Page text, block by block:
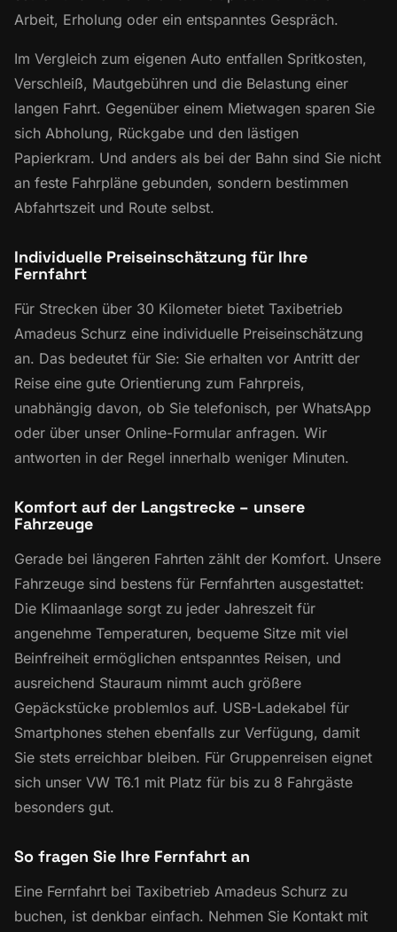
Arbeit, Erholung oder ein entspanntes Gespräch.
Im Vergleich zum eigenen Auto entfallen Spritkosten,
Verschleiß, Mautgebühren und die Belastung einer
langen Fahrt. Gegenüber einem Mietwagen sparen Sie
sich Abholung, Rückgabe und den lästigen
Papierkram. Und anders als bei der Bahn sind Sie nicht
an feste Fahrpläne gebunden, sondern bestimmen
Abfahrtszeit und Route selbst.
Individuelle Preiseinschätzung für Ihre
Fernfahrt
Für Strecken über 30 Kilometer bietet Taxibetrieb
Amadeus Schurz eine individuelle Preiseinschätzung
an. Das bedeutet für Sie: Sie erhalten vor Antritt der
Reise eine gute Orientierung zum Fahrpreis,
unabhängig davon, ob Sie telefonisch, per WhatsApp
oder über unser Online-Formular anfragen. Wir
antworten in der Regel innerhalb weniger Minuten.
Komfort auf der Langstrecke – unsere
Fahrzeuge
Gerade bei längeren Fahrten zählt der Komfort. Unsere
Fahrzeuge sind bestens für Fernfahrten ausgestattet:
Die Klimaanlage sorgt zu jeder Jahreszeit für
angenehme Temperaturen, bequeme Sitze mit viel
Beinfreiheit ermöglichen entspanntes Reisen, und
ausreichend Stauraum nimmt auch größere
Gepäckstücke problemlos auf. USB-Ladekabel für
Smartphones stehen ebenfalls zur Verfügung, damit
Sie stets erreichbar bleiben. Für Gruppenreisen eignet
sich unser VW T6.1 mit Platz für bis zu 8 Fahrgäste
besonders gut.
So fragen Sie Ihre Fernfahrt an
Eine Fernfahrt bei Taxibetrieb Amadeus Schurz zu
buchen, ist denkbar einfach. Nehmen Sie Kontakt mit